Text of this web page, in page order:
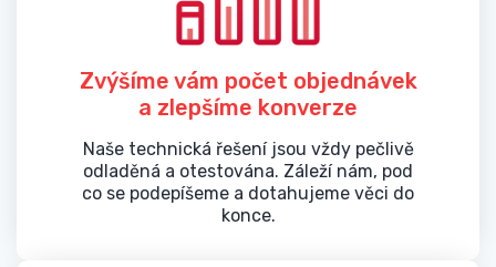
Zvýšíme vám počet objednávek
a zlepšíme konverze
Naše technická řešení jsou vždy pečlivě
odladěná a otestována. Záleží nám, pod
co se podepíšeme a dotahujeme věci do
konce.